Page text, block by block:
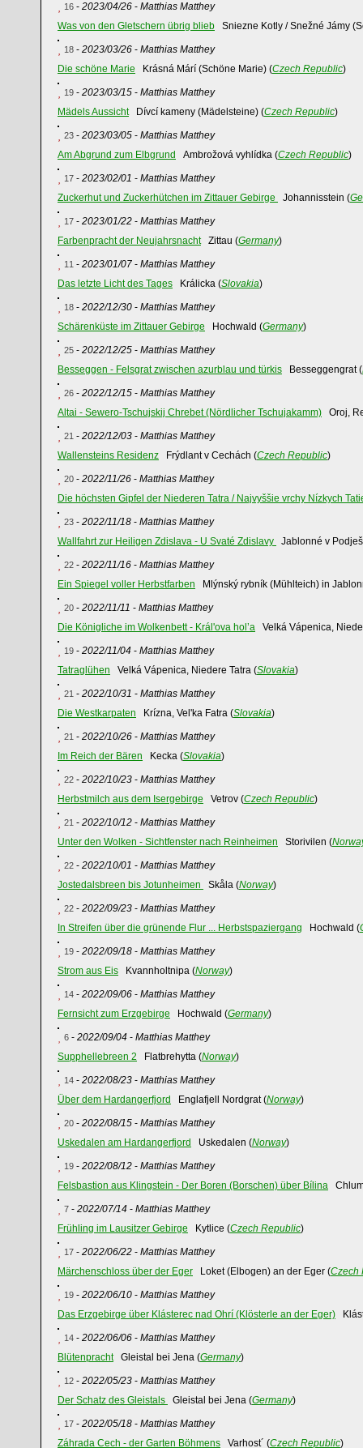
16 - 2023/04/26 - Matthias Matthey
Was von den Gletschern übrig blieb Sniezne Kotly / Snežné Jámy
18 - 2023/03/26 - Matthias Matthey
Die schöne Marie Krásná Márí (Schöne Marie) (Czech Republic)
19 - 2023/03/15 - Matthias Matthey
Mädels AussichtDívcí kameny (Mädelsteine) (Czech Republic)
23 - 2023/03/05 - Matthias Matthey
Am Abgrund zum Elbgrund
Ambrožová vyhlídka (Czech Republic)
17 - 2023/02/01 - Matthias Matthey
Zuckerhut und Zuckerhütchen im Zittauer Gebirge
Johannisstein (
17 - 2023/01/22 - Matthias Matthey
Farbenpracht der NeujahrsnachtZittau (Germany)
11 - 2023/01/07 - Matthias Matthey
Das letzte Licht des Tages Králicka (Slovakia)
18 - 2022/12/30 - Matthias Matthey
Schärenküste im Zittauer Gebirge Hochwald (Germany)
25 - 2022/12/25 - Matthias Matthey
Besseggen - Felsgrat zwischen azurblau und türkis Besseggengrat (
26 - 2022/12/15 - Matthias Matthey
Altai - Sewero-Tschujskij Chrebet (Nördlicher Tschujakamm) Oroj,
21 - 2022/12/03 - Matthias Matthey
Wallensteins Residenz Frýdlant v Cechách (Czech Republic)
20 - 2022/11/26 - Matthias Matthey
Die höchsten Gipfel der Niederen Tatra / Najvyššie vrchy Nízkych
23 - 2022/11/18 - Matthias Matthey
Wallfahrt zur Heiligen Zdislava - U Svaté Zdislavy
Jablonné v
22 - 2022/11/16 - Matthias Matthey
Ein Spiegel voller Herbstfarben Mlýnský rybník (Mühlteich) in
20 - 2022/11/11 - Matthias Matthey
Die Königliche im Wolkenbett - Král'ova hol’a Velká Vápenica,
19 - 2022/11/04 - Matthias Matthey
Tatraglühen Velká Vápenica, Niedere Tatra (Slovakia)
21 - 2022/10/31 - Matthias Matthey
Die Westkarpaten Krízna, Vel'ka Fatra (Slovakia)
21 - 2022/10/26 - Matthias Matthey
Im Reich der Bären Kecka (Slovakia)
22 - 2022/10/23 - Matthias Matthey
Herbstmilch aus dem Isergebirge Vetrov (Czech Republic)
21 - 2022/10/12 - Matthias Matthey
Unter den Wolken - Sichtfenster nach Reinheimen Storivilen (
22 - 2022/10/01 - Matthias Matthey
Jostedalsbreen bis Jotunheimen
Skåla (Norway)
22 - 2022/09/23 - Matthias Matthey
In Streifen über die grünende Flur ... Herbstspaziergang Hochwald (
19 - 2022/09/18 - Matthias Matthey
Strom aus Eis Kvannholtnipa (Norway)
14 - 2022/09/06 - Matthias Matthey
Fernsicht zum Erzgebirge Hochwald (Germany)
6 - 2022/09/04 - Matthias Matthey
Supphellebreen 2 Flatbrehytta (Norway)
14 - 2022/08/23 - Matthias Matthey
Über dem Hardangerfjord
Englafjell Nordgrat (Norway)
20 - 2022/08/15 - Matthias Matthey
Uskedalen am Hardangerfjord
Uskedalen (Norway)
19 - 2022/08/12 - Matthias Matthey
Felsbastion aus Klingstein - Der Boren (Borschen) über Bílina
7 - 2022/07/14 - Matthias Matthey
Frühling im Lausitzer Gebirge Kytlice (Czech Republic)
17 - 2022/06/22 - Matthias Matthey
Märchenschloss über der Eger Loket (Elbogen) an der Eger (Czech
19 - 2022/06/10 - Matthias Matthey
Das Erzgebirge über Klásterec nad Ohrí (Klösterle an der Eger)
14 - 2022/06/06 - Matthias Matthey
BlütenprachtGleistal bei Jena (Germany)
12 - 2022/05/23 - Matthias Matthey
Der Schatz des Gleistals
Gleistal bei Jena (Germany)
17 - 2022/05/18 - Matthias Matthey
Záhrada Cech - der Garten Böhmens Varhost´ (Czech Republic)